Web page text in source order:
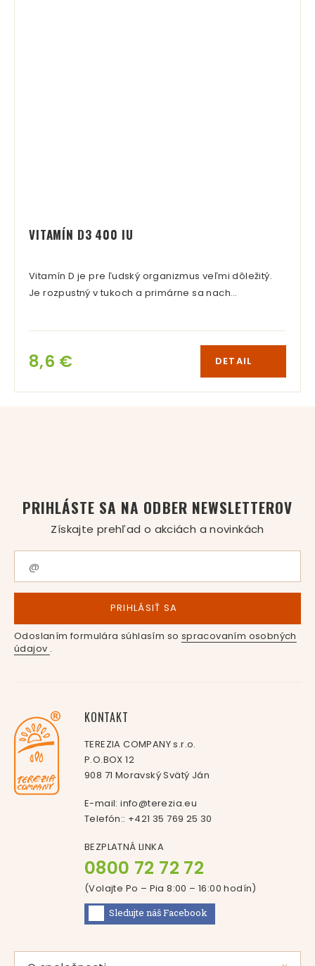
VITAMÍN D3 400 IU
Vitamín D je pre ľudský organizmus veľmi dôležitý.
Je rozpustný v tukoch a primárne sa nach…
8,6 € DETAIL
PRIHLÁSTE SA NA ODBER NEWSLETTEROV
Získajte prehľad o akciách a novinkách
PRIHLÁSIŤ SA
Odoslaním formulára súhlasím so spracovaním osobných
údajov .
KONTAKT
TEREZIA COMPANY s.r.o.
P.O.BOX 12
908 71 Moravský Svätý Ján
E-mail:info@terezia.eu
Telefón:: +421 35 769 25 30
BEZPLATNÁ LINKA
0800 72 72 72
(Volajte Po – Pia 8:00 – 16:00 hodín)
Sledujte nášFacebook